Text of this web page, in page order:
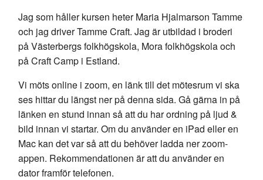
Jag som håller kursen heter Maria Hjalmarson Tamme
och jag driver Tamme Craft. Jag är utbildad i broderi
på Västerbergs folkhögskola, Mora folkhögskola och
på Craft Camp i Estland.
Vi möts online i zoom, en länk till det mötesrum vi ska
ses hittar du längst ner på denna sida. Gå gärna in på
länken en stund innan så att du har ordning på ljud &
bild innan vi startar. Om du använder en iPad eller en
Mac kan det var så att du behöver ladda ner zoom-
appen. Rekommendationen är att du använder en
dator framför telefonen.